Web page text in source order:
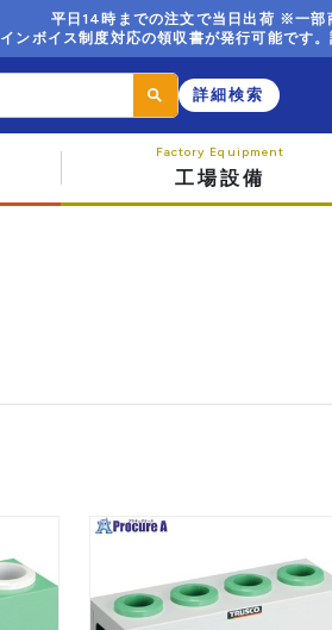
平日14時までの注文で当日出荷 ※一部
インボイス制度対応の領収書が発行可能です
詳細検索
工場設備